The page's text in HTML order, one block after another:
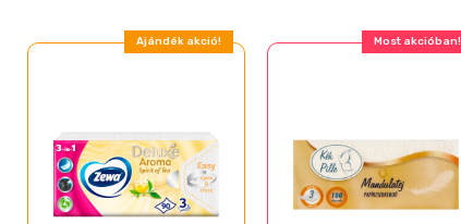
Ajándék akció! Most akcióban!